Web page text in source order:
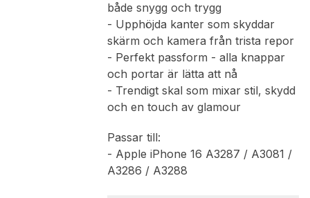
både snygg och trygg
- Upphöjda kanter som skyddar
skärm och kamera från trista repor
- Perfekt passform - alla knappar
och portar är lätta att nå
- Trendigt skal som mixar stil, skydd
och en touch av glamour
Passar till:
- Apple iPhone 16 A3287 / A3081 /
A3286 / A3288